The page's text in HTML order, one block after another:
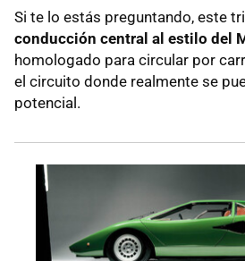
Si te lo estás preguntando, este
conducción central al estilo del
homologado para circular por
el circuito donde realmente se
potencial.